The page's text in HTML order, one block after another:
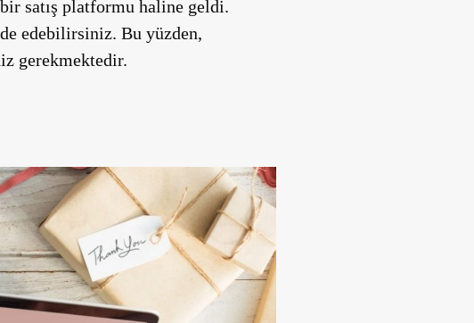
satış platformu haline geldi.
edebilirsiniz. Bu yüzden,
gerekmektedir.